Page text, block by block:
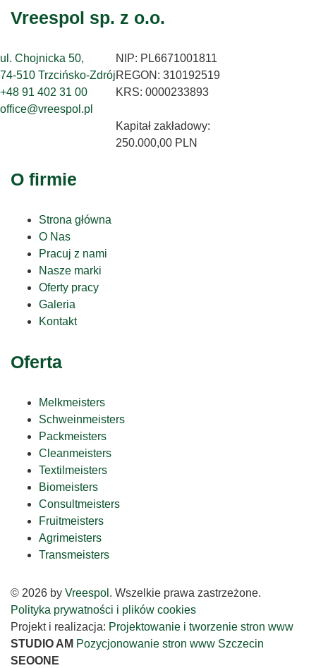
Vreespol sp. z o.o.
ul. Chojnicka 50,
74-510 Trzcińsko-Zdrój
+48 91 402 31 00
office@vreespol.pl
NIP: PL6671001811
REGON: 310192519
KRS: 0000233893
Kapitał zakładowy:
250.000,00 PLN
O firmie
Strona główna
O Nas
Pracuj z nami
Nasze marki
Oferty pracy
Galeria
Kontakt
Oferta
Melkmeisters
Schweinmeisters
Packmeisters
Cleanmeisters
Textilmeisters
Biomeisters
Consultmeisters
Fruitmeisters
Agrimeisters
Transmeisters
© 2026 by Vreespol . Wszelkie prawa zastrzeżone.
Polityka prywatności i plików cookies
Projekt i realizacja: Projektowanie i tworzenie stron www
STUDIO AM Pozycjonowanie stron www Szczecin
SEOONE